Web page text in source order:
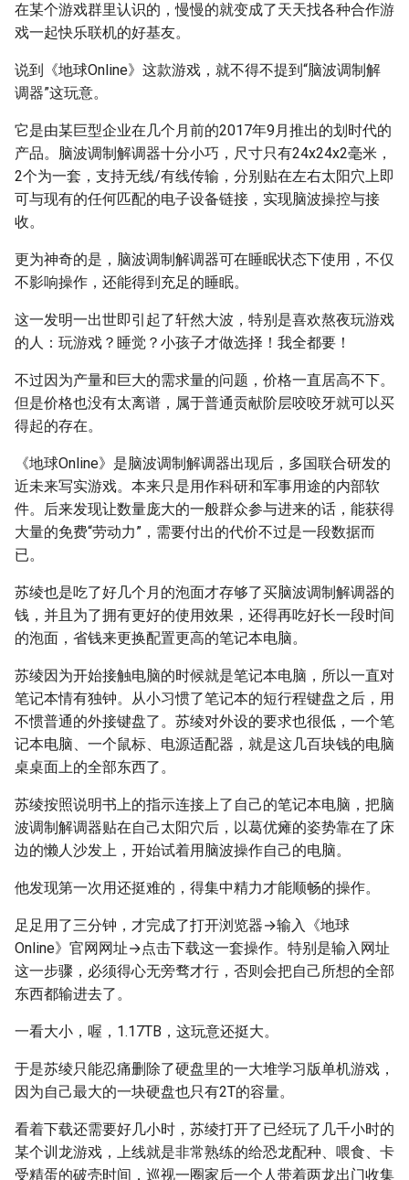
在某个游戏群里认识的，慢慢的就变成了天天找各种合作游
戏一起快乐联机的好基友。
说到《地球Online》这款游戏，就不得不提到“脑波调制解
调器”这玩意。
它是由某巨型企业在几个月前的2017年9月推出的划时代的
产品。脑波调制解调器十分小巧，尺寸只有24x24x2毫米，
2个为一套，支持无线/有线传输，分别贴在左右太阳穴上即
可与现有的任何匹配的电子设备链接，实现脑波操控与接
收。
更为神奇的是，脑波调制解调器可在睡眠状态下使用，不仅
不影响操作，还能得到充足的睡眠。
这一发明一出世即引起了轩然大波，特别是喜欢熬夜玩游戏
的人：玩游戏？睡觉？小孩子才做选择！我全都要！
不过因为产量和巨大的需求量的问题，价格一直居高不下。
但是价格也没有太离谱，属于普通贡献阶层咬咬牙就可以买
得起的存在。
《地球Online》是脑波调制解调器出现后，多国联合研发的
近未来写实游戏。本来只是用作科研和军事用途的内部软
件。后来发现让数量庞大的一般群众参与进来的话，能获得
大量的免费“劳动力”，需要付出的代价不过是一段数据而
已。
苏绫也是吃了好几个月的泡面才存够了买脑波调制解调器的
钱，并且为了拥有更好的使用效果，还得再吃好长一段时间
的泡面，省钱来更换配置更高的笔记本电脑。
苏绫因为开始接触电脑的时候就是笔记本电脑，所以一直对
笔记本情有独钟。从小习惯了笔记本的短行程键盘之后，用
不惯普通的外接键盘了。苏绫对外设的要求也很低，一个笔
记本电脑、一个鼠标、电源适配器，就是这几百块钱的电脑
桌桌面上的全部东西了。
苏绫按照说明书上的指示连接上了自己的笔记本电脑，把脑
波调制解调器贴在自己太阳穴后，以葛优瘫的姿势靠在了床
边的懒人沙发上，开始试着用脑波操作自己的电脑。
他发现第一次用还挺难的，得集中精力才能顺畅的操作。
足足用了三分钟，才完成了打开浏览器→输入《地球
Online》官网网址→点击下载这一套操作。特别是输入网址
这一步骤，必须得心无旁骛才行，否则会把自己所想的全部
东西都输进去了。
一看大小，喔，1.17TB，这玩意还挺大。
于是苏绫只能忍痛删除了硬盘里的一大堆学习版单机游戏，
因为自己最大的一块硬盘也只有2T的容量。
看着下载还需要好几小时，苏绫打开了已经玩了几千小时的
某个训龙游戏，上线就是非常熟练的给恐龙配种、喂食、卡
受精蛋的破壳时间，巡视一圈家后一个人带着两龙出门收集